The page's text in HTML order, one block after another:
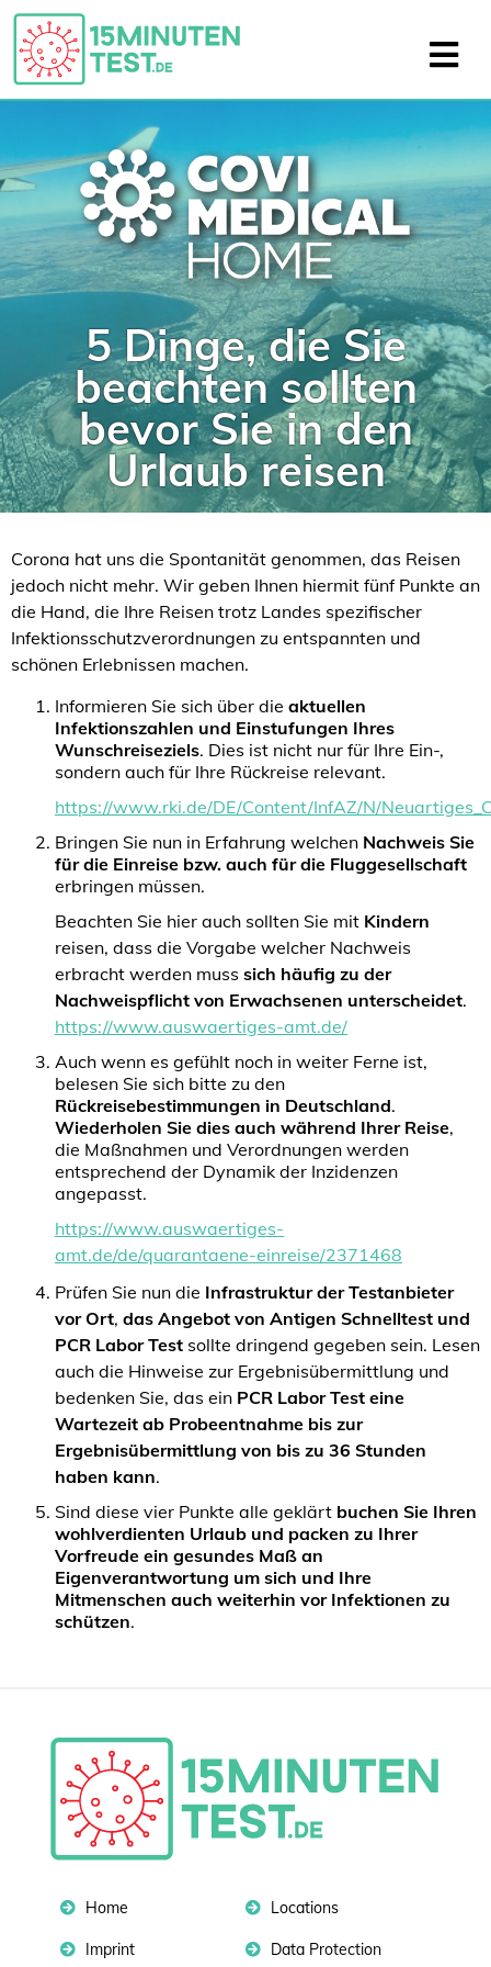
5 Dinge, die Sie
beachten sollten
bevor Sie in den
Urlaub reisen
Corona hat uns die Spontanität genommen, das Reisen
jedoch nicht mehr. Wir geben Ihnen hiermit fünf Punkte an
die Hand, die Ihre Reisen trotz Landes spezifischer
Infektionsschutzverordnungen zu entspannten und
schönen Erlebnissen machen.
Informieren Sie sich über die aktuellen
Infektionszahlen und Einstufungen Ihres
Wunschreiseziels. Dies ist nicht nur für Ihre Ein-,
sondern auch für Ihre Rückreise relevant.
https://www.rki.de/DE/Content/InfAZ/N/
Bringen Sie nun in Erfahrung welchen Nachweis Sie
für die Einreise bzw. auch für die Fluggesellschaft
erbringen müssen.
Beachten Sie hier auch sollten Sie mit Kindern
reisen, dass die Vorgabe welcher Nachweis
erbracht werden muss sich häufig zu der
Nachweispflicht von Erwachsenen unterscheidet.
https://www.auswaertiges-amt.de/
Auch wenn es gefühlt noch in weiter Ferne ist,
belesen Sie sich bitte zu den
Rückreisebestimmungen in Deutschland.
Wiederholen Sie dies auch während Ihrer Reise,
die Maßnahmen und Verordnungen werden
entsprechend der Dynamik der Inzidenzen
angepasst.
https://www.auswaertiges-
amt.de/de/quarantaene-einreise/2371468
Prüfen Sie nun die Infrastruktur der Testanbieter
vor Ort, das Angebot von Antigen Schnelltest und
PCR Labor Test sollte dringend gegeben sein. Lesen
auch die Hinweise zur Ergebnisübermittlung und
bedenken Sie, das ein PCR Labor Test eine
Wartezeit ab Probeentnahme bis zur
Ergebnisübermittlung von bis zu 36 Stunden
haben kann.
Sind diese vier Punkte alle geklärt buchen Sie Ihren
wohlverdienten Urlaub und packen zu Ihrer
Vorfreude ein gesundes Maß an
Eigenverantwortung um sich und Ihre
Mitmenschen auch weiterhin vor Infektionen zu
schützen.
Home Locations
Imprint Data Protection